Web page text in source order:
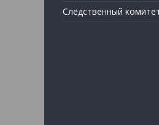
Следственный